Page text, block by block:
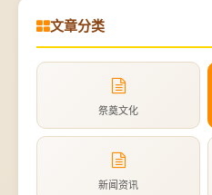
文章分类
祭奠文化
新闻资讯